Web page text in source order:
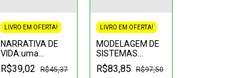
LIVRO EM OFERTA!
NARRATIVA DE
VIDA:uma
questão de
método
R$39,02 R$45,37
LIVRO EM OFERTA!
MODELAGEM DE
SISTEMAS
REGULATORIOS:
Fundamentos e
R$83,85 R$97,50